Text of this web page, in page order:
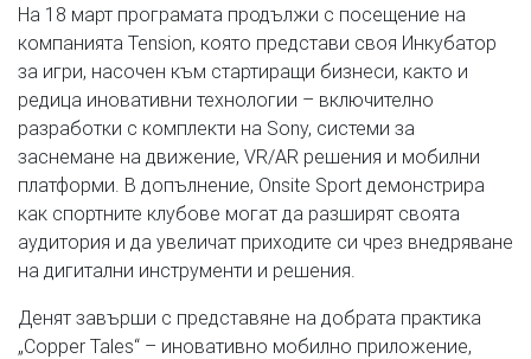
На 18 март програмата продължи с посещение на
компанията Tension, която представи своя Инкубатор
за игри, насочен към стартиращи бизнеси, както и
редица иновативни технологии – включително
разработки с комплекти на Sony, системи за
заснемане на движение, VR/AR решения и мобилни
платформи. В допълнение, Onsite Sport демонстрира
как спортните клубове могат да разширят своята
аудитория и да увеличат приходите си чрез внедряване
на дигитални инструменти и решения.
Денят завърши с представяне на добрата практика
„Copper Tales“ – иновативно мобилно приложение,